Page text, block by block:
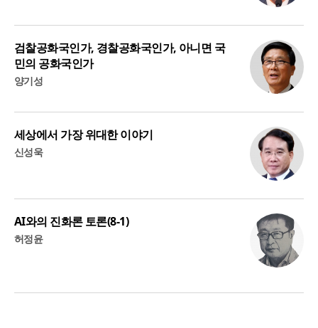
검찰공화국인가, 경찰공화국인가, 아니면 국
민의 공화국인가
양기성
세상에서 가장 위대한 이야기
신성욱
AI와의 진화론 토론(8-1)
허정윤